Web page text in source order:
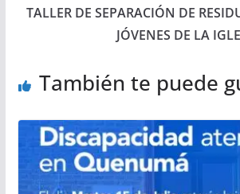
TALLER DE SEPARACIÓN DE
JÓVENES DE LA
También te puede